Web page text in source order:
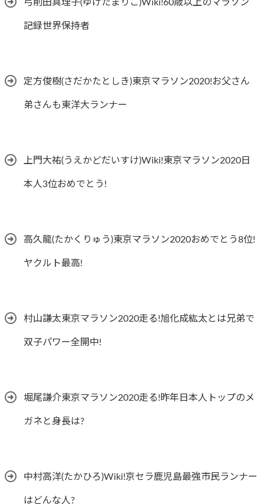
弓削田真理子(ゆげたまりこ)Wiki!60歳以上のマラソン
記録世界保持者
定方俊樹(さだかたとしき)東京マラソン2020!お父さん
弟さんも東洋大ランナー
上門大祐(うえかどだいすけ)Wiki!東京マラソン2020日
本人3位おめでとう!
高久龍(たかくりゅう)東京マラソン2020おめでとう8位!
ヤクルト最高!
村山謙太東京マラソン2020走る!旭化成紘太とは兄弟で
双子パワー全開中!
堀尾謙介東京マラソン2020走る!昨年日本人トップのメ
ガネと身長は?
中村高洋(たかひろ)Wiki!京セラ鹿児島最強市民ランナー
はどんな人?